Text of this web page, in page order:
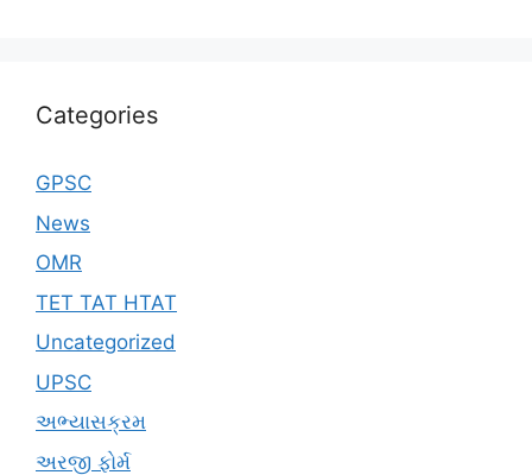
Categories
GPSC
News
OMR
TET TAT HTAT
Uncategorized
UPSC
અભ્યાસક્રમ
અરજી ફોર્મ